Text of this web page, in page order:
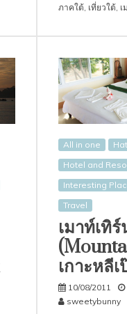
ภาคใต้, เที่ยวใต้, เ
All in one
Hotel and
Interesting
Travel
เมาท์เทิ
เกาะหลีเ
10/08/2011
sweetybunny